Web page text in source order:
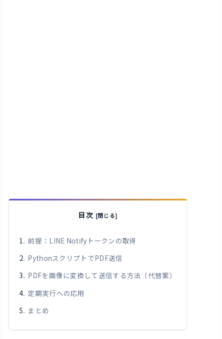
目次
前提：LINE Notifyトークンの取得
PythonスクリプトでPDF送信
PDFを画像に変換して送信する方法（代替案）
定期実行への応用
まとめ